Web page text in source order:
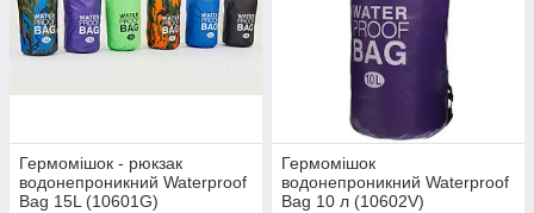
Гермомішок - рюкзак
водонепроникний Waterproof
Bag 15L (10601G)
Гермомішок
водонепроникний Waterproof
Bag 10 л (10602V)